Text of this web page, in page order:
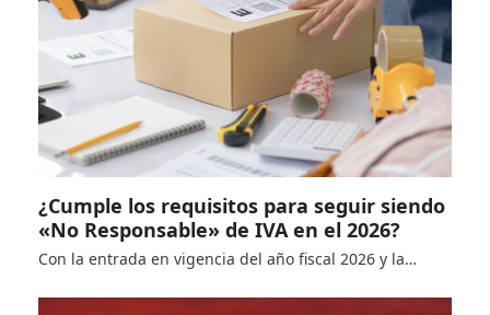
¿Cumple los requisitos para seguir siendo
«No Responsable» de IVA en el 2026?
Con la entrada en vigencia del año fiscal 2026 y la…